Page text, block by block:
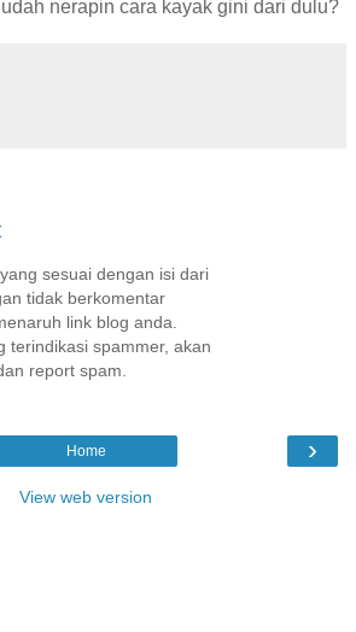
nerapin cara kayak gini dari dulu?
sesuai dengan isi dari
tidak berkomentar
link blog anda.
terindikasi spammer, akan
report spam.
›
Home
View web version